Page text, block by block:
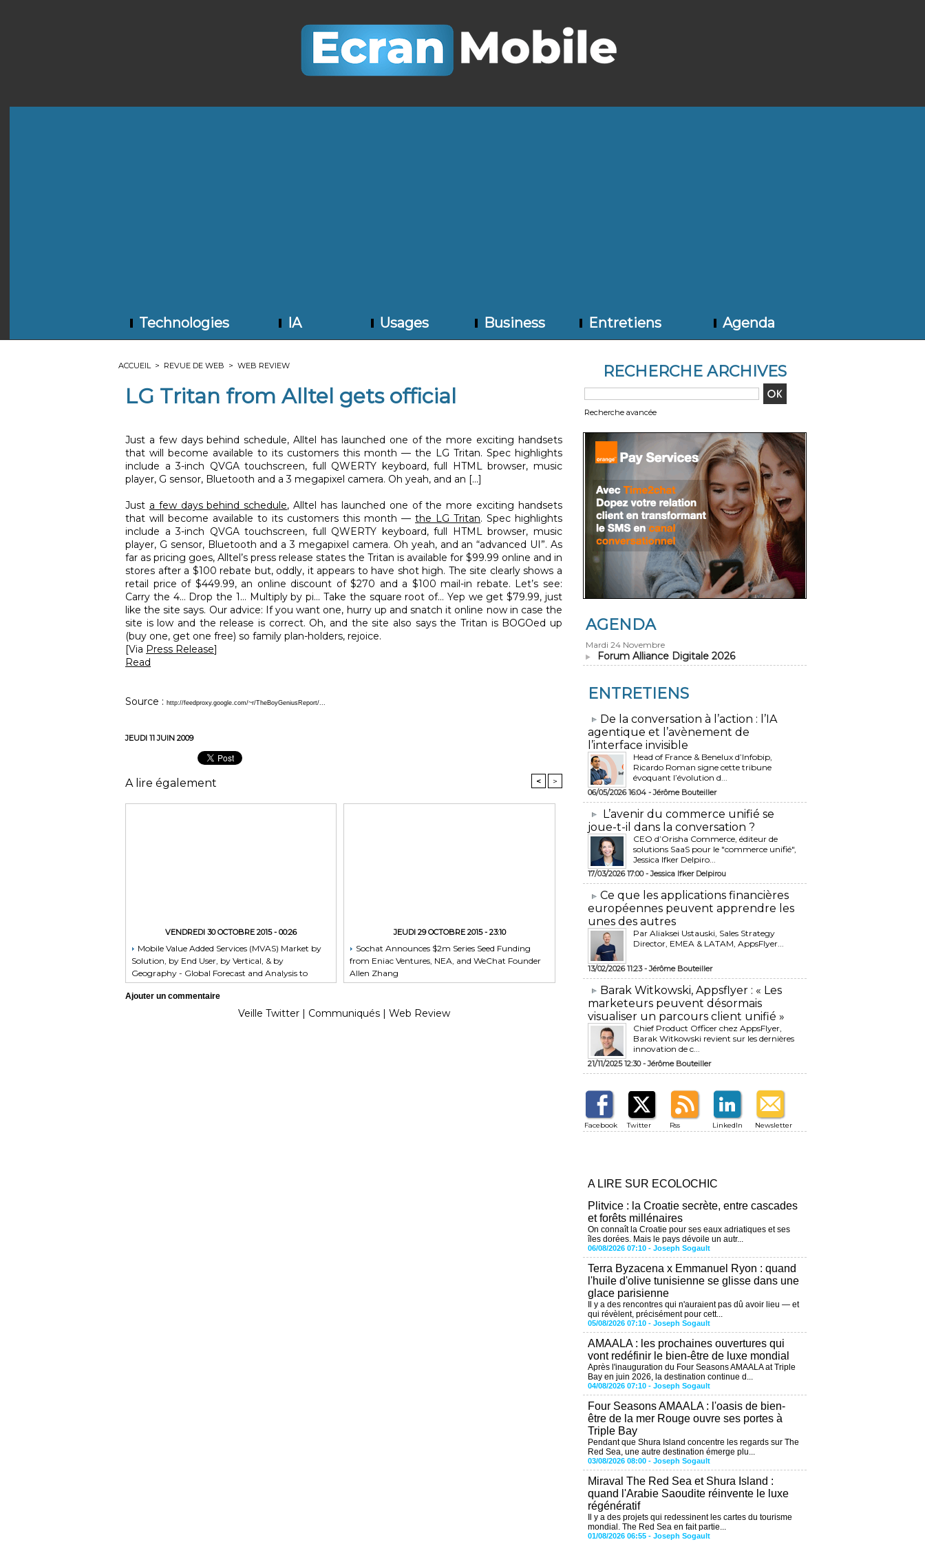
Technologies IA Usages Business Entretiens Agenda
ACCUEIL > REVUE DE WEB > WEB REVIEW
LG Tritan from Alltel gets official
Just a few days behind schedule, Alltel has launched one of the more exciting handsets
that will become available to its customers this month — the LG Tritan. Spec highlights
include a 3-inch QVGA touchscreen, full QWERTY keyboard, full HTML browser, music
player, G sensor, Bluetooth and a 3 megapixel camera. Oh yeah, and an [...]
Just a few days behind schedule, Alltel has launched one of the more exciting handsets
that will become available to its customers this month — the LG Tritan. Spec highlights
include a 3-inch QVGA touchscreen, full QWERTY keyboard, full HTML browser, music
player, G sensor, Bluetooth and a 3 megapixel camera. Oh yeah, and an “advanced UI”. As
far as pricing goes, Alltel’s press release states the Tritan is available for $99.99 online and in
stores after a $100 rebate but, oddly, it appears to have shot high. The site clearly shows a
retail price of $449.99, an online discount of $270 and a $100 mail-in rebate. Let’s see:
Carry the 4… Drop the 1… Multiply by pi… Take the square root of… Yep we get $79.99, just
like the site says. Our advice: If you want one, hurry up and snatch it online now in case the
site is low and the release is correct. Oh, and the site also says the Tritan is BOGOed up
(buy one, get one free) so family plan-holders, rejoice.
[Via Press Release]
Read
Source : http://feedproxy.google.com/~r/TheBoyGeniusReport/...
JEUDI 11 JUIN 2009
A lire également < >
VENDREDI 30 OCTOBRE 2015 - 00:26
Mobile Value Added Services (MVAS) Market by
Solution, by End User, by Vertical, & by
Geography - Global Forecast and Analysis to
2020 - Reportlinker Review
JEUDI 29 OCTOBRE 2015 - 23:10
Sochat Announces $2m Series Seed Funding
from Eniac Ventures, NEA, and WeChat Founder
Allen Zhang
Ajouter un commentaire
Veille Twitter | Communiqués | Web Review
RECHERCHE ARCHIVES
Recherche avancée
AGENDA
Mardi 24 Novembre
Forum Alliance Digitale 2026
ENTRETIENS
​De la conversation à l’action : l’IA
agentique et l’avènement de
l’interface invisible
Head of France & Benelux d’Infobip,
Ricardo Roman signe cette tribune
évoquant l’évolution d...
06/05/2026 16:04 -Jérôme Bouteiller
L’avenir du commerce unifié se
joue-t-il dans la conversation ?
CEO d’Orisha Commerce, éditeur de
solutions SaaS pour le "commerce unifié",
Jessica Ifker Delpiro...
17/03/2026 17:00 -Jessica Ifker Delpirou
​Ce que les applications financières
européennes peuvent apprendre les
unes des autres
Par Aliaksei Ustauski, Sales Strategy
Director, EMEA & LATAM, AppsFlyer...
13/02/2026 11:23 -Jérôme Bouteiller
​Barak Witkowski, Appsflyer : « Les
marketeurs peuvent désormais
visualiser un parcours client unifié »
Chief Product Officer chez AppsFlyer, ​
Barak Witkowski revient sur les dernières
innovation de c...
21/11/2025 12:30 -Jérôme Bouteiller
Facebook Twitter Rss LinkedIn Newsletter
A LIRE SUR ECOLOCHIC
Plitvice : la Croatie secrète, entre cascades
et forêts millénaires
On connaît la Croatie pour ses eaux adriatiques et ses
îles dorées. Mais le pays dévoile un autr...
06/08/2026 07:10 - Joseph Sogault
Terra Byzacena x Emmanuel Ryon : quand
l'huile d'olive tunisienne se glisse dans une
glace parisienne
Il y a des rencontres qui n'auraient pas dû avoir lieu — et
qui révèlent, précisément pour cett...
05/08/2026 07:10 - Joseph Sogault
AMAALA : les prochaines ouvertures qui
vont redéfinir le bien-être de luxe mondial
Après l'inauguration du Four Seasons AMAALA at Triple
Bay en juin 2026, la destination continue d...
04/08/2026 07:10 - Joseph Sogault
Four Seasons AMAALA : l'oasis de bien-
être de la mer Rouge ouvre ses portes à
Triple Bay
Pendant que Shura Island concentre les regards sur The
Red Sea, une autre destination émerge plu...
03/08/2026 08:00 - Joseph Sogault
Miraval The Red Sea et Shura Island :
quand l'Arabie Saoudite réinvente le luxe
régénératif
Il y a des projets qui redessinent les cartes du tourisme
mondial. The Red Sea en fait partie...
01/08/2026 06:55 - Joseph Sogault